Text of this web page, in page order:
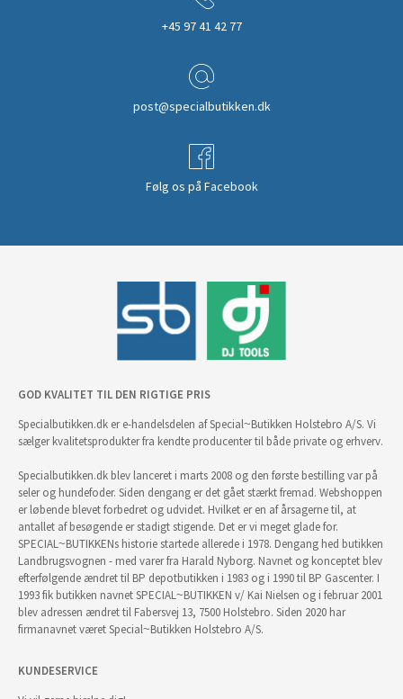
+45 97 41 42 77
post@specialbutikken.dk
Følg os på Facebook
GOD KVALITET TIL DEN RIGTIGE PRIS
Specialbutikken.dk er e-handelsdelen af Special~Butikken Holstebro A/S. Vi
sælger kvalitetsprodukter fra kendte producenter til både private og erhverv.
Specialbutikken.dk blev lanceret i marts 2008 og den første bestilling var på
seler og hundefoder. Siden dengang er det gået stærkt fremad. Webshoppen
er løbende blevet forbedret og udvidet. Hvilket er en af årsagerne til, at
antallet af besøgende er stadigt stigende. Det er vi meget glade for.
SPECIAL~BUTIKKENs historie startede allerede i 1978. Dengang hed butikken
Landbrugsvognen - med varer fra Harald Nyborg. Navnet og konceptet blev
efterfølgende ændret til BP depotbutikken i 1983 og i 1990 til BP Gascenter. I
1993 fik butikken navnet SPECIAL~BUTIKKEN v/ Kai Nielsen og i februar 2001
blev adressen ændret til Fabersvej 13, 7500 Holstebro. Siden 2020 har
firmanavnet været Special~Butikken Holstebro A/S.
KUNDESERVICE